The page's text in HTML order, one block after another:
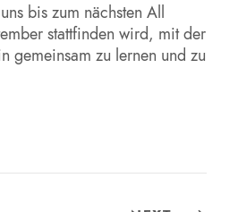
bis zum nächsten All
stattfinden wird, mit der
gemeinsam zu lernen und zu